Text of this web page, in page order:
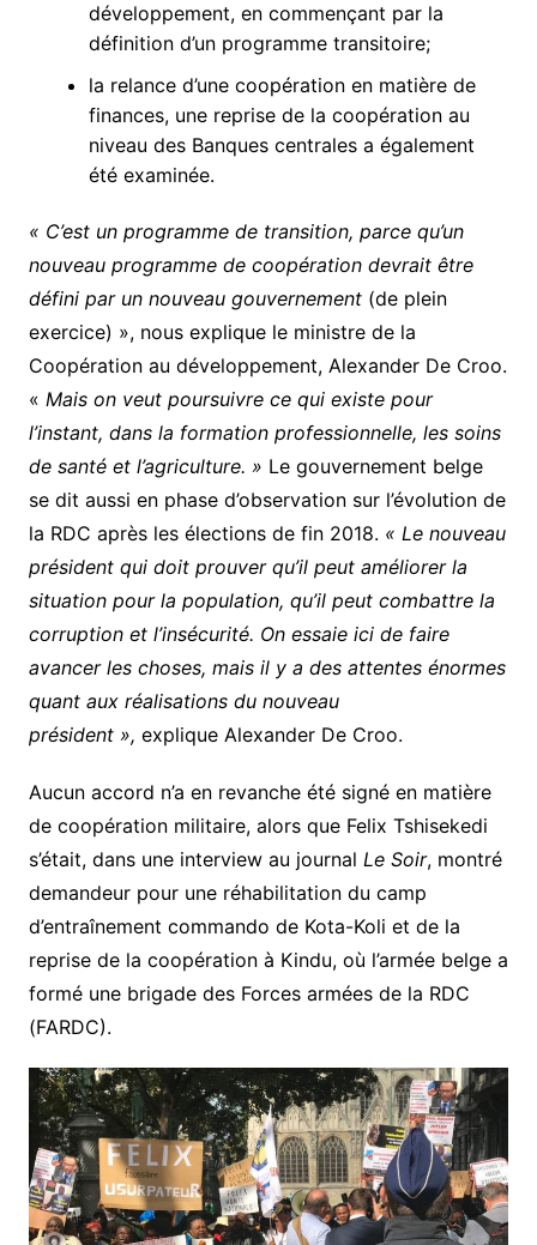
développement, en commençant par la
définition d’un programme transitoire;
la relance d’une coopération en matière de
finances, une reprise de la coopération au
niveau des Banques centrales a également
été examinée.
« C’est un programme de transition, parce qu’un
nouveau programme de coopération devrait être
défini par un nouveau gouvernement(de plein
exercice) », nous explique le ministre de la
Coopération au développement, Alexander De Croo.
« Mais on veut poursuivre ce qui existe pour
l’instant, dans la formation professionnelle, les soins
de santé et l’agriculture. » Le gouvernement belge
se dit aussi en phase d’observation sur l’évolution de
la RDC après les élections de fin 2018. « Le nouveau
président qui doit prouver qu’il peut améliorer la
situation pour la population, qu’il peut combattre la
corruption et l’insécurité. On essaie ici de faire
avancer les choses, mais il y a des attentes énormes
quant aux réalisations du nouveau
président », explique Alexander De Croo.
Aucun accord n’a en revanche été signé en matière
de coopération militaire, alors que Felix Tshisekedi
s’était, dans une interview au journal Le Soir, montré
demandeur pour une réhabilitation du camp
d’entraînement commando de Kota-Koli et de la
reprise de la coopération à Kindu, où l’armée belge a
formé une brigade des Forces armées de la RDC
(FARDC).